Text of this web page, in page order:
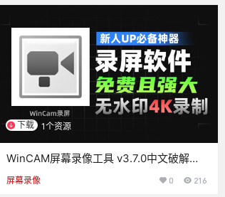
下载 1个资源
WinCAM屏幕录像工具 v3.7.0中文破解单
文件版
屏幕录像 0 216